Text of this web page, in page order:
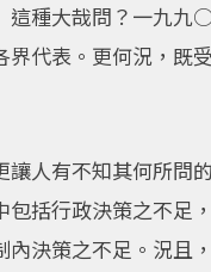
這種大哉問？一九
表。更何況，既
人有不知其何所問
括行政決策之不足
決策之不足。況且